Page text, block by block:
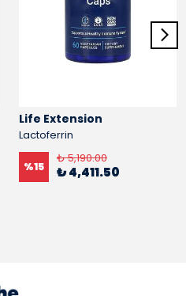
Life Extension
Lactoferrin
%15
₺ 5,190.00
₺ 4,411.50